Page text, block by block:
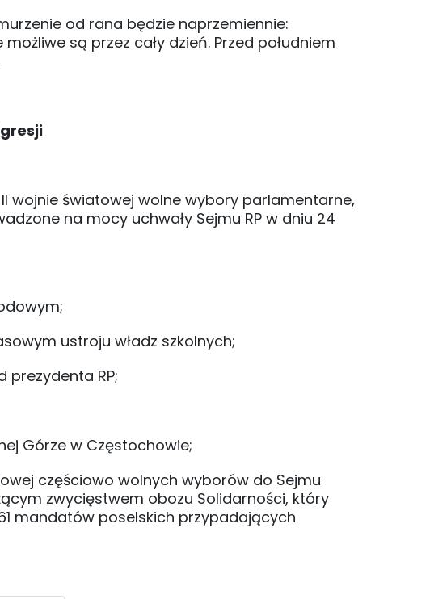
od rana będzie naprzemiennie:
są przez cały dzień. Przed południem
wojnie światowej wolne wybory parlamentarne,
na mocy uchwały Sejmu RP w dniu 24
ustroju władz szkolnych;
prezydenta RP;
Górze w Częstochowie;
częściowo wolnych wyborów do Sejmu
zwycięstwem obozu Solidarności, który
mandatów poselskich przypadających